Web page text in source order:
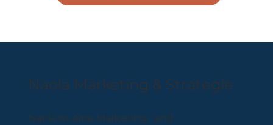
Naola ist eine Marketing- und
Naola Marketing & Strategie